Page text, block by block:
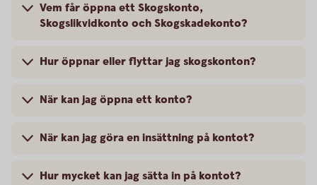
Vem får öppna ett Skogskonto,
Skogslikvidkonto och Skogskadekonto?
Hur öppnar eller flyttar jag skogskonton?
När kan jag öppna ett konto?
När kan jag göra en insättning på kontot?
Hur mycket kan jag sätta in på kontot?